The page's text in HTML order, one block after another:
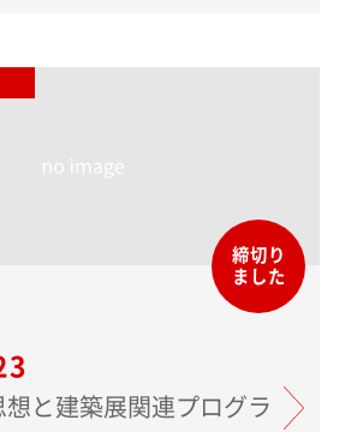
締切り
ました
想と建築展関連プログラ